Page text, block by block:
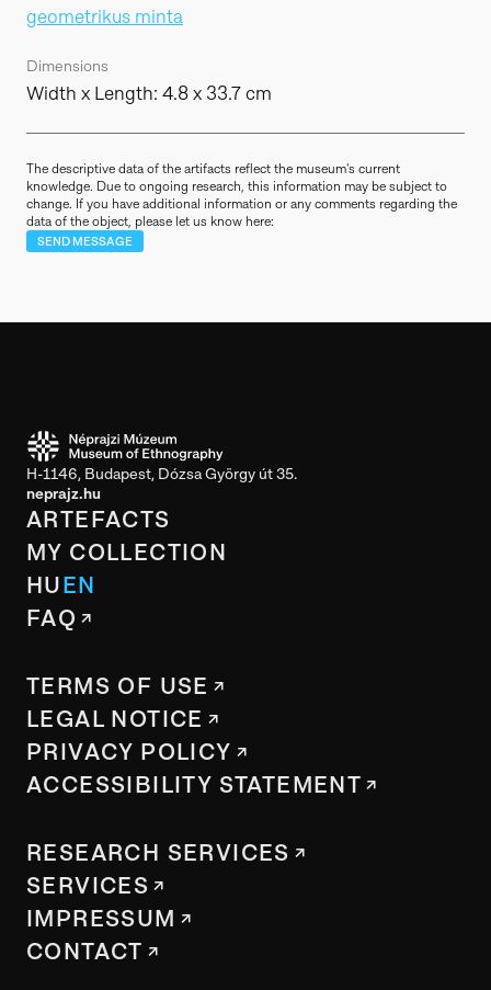
geometrikus minta
Dimensions
Width x Length: 4.8 x 33.7 cm
The descriptive data of the artifacts reflect the museum's current
knowledge. Due to ongoing research, this information may be subject to
change. If you have additional information or any comments regarding the
data of the object, please let us know here:
SEND MESSAGE
H-1146, Budapest, Dózsa György út 35.
neprajz.hu
ARTEFACTS
MY COLLECTION
HUEN
FAQ
TERMS OF USE
LEGAL NOTICE
PRIVACY POLICY
ACCESSIBILITY STATEMENT
RESEARCH SERVICES
SERVICES
IMPRESSUM
CONTACT